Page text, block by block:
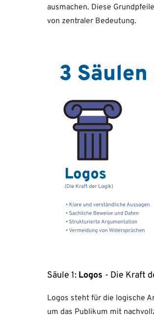
ausmachen. Diese
von zentraler Bedeutung.
Säule 1: Logos - Die Kraft
Logos steht für die logische
um das Publikum mit